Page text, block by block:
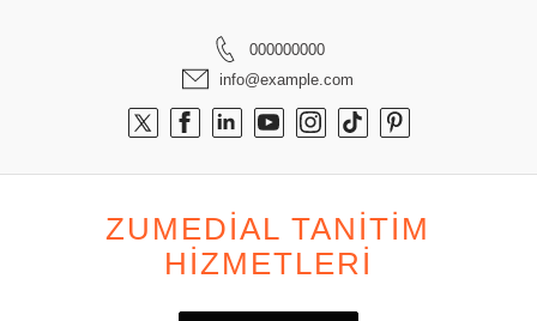
000000000
info@example.com
ZUMEDIAL TANITIM
HIZMETLERI